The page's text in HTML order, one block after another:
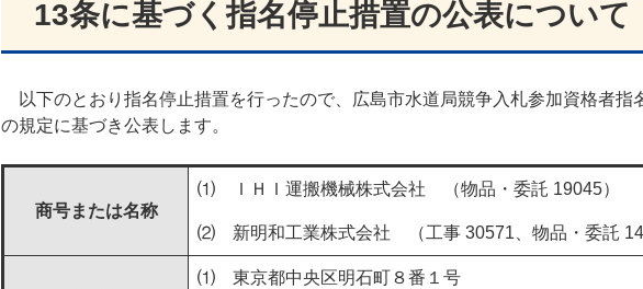
13条に基づく指名停止措置の公表について
以下のとおり指名停止措置を行ったので、広島市水道局競争入札参加資格者指
の規定に基づき公表します。
商号または名称
⑴ ＩＨＩ運搬機械株式会社 （物品・委託 19045）
⑵ 新明和工業株式会社 （工事 30571、物品・委託
⑴ 東京都中央区明石町８番１号